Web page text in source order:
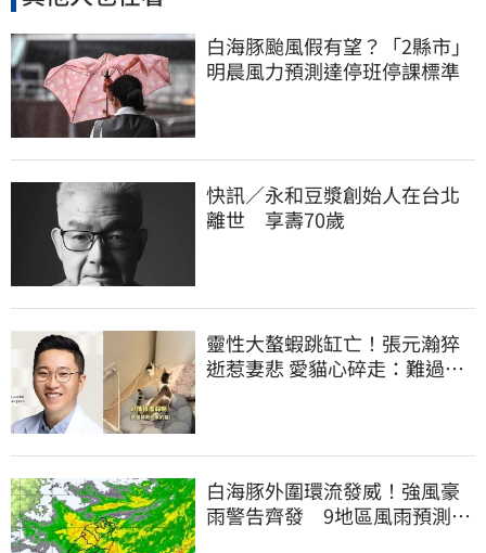
白海豚颱風假有望？「2縣市」
明晨風力預測達停班停課標準
快訊／永和豆漿創始人在台北
離世 享壽70歲
靈性大螯蝦跳缸亡！張元瀚猝
逝惹妻悲 愛貓心碎走：難過不
白海豚外圍環流發威！強風豪
雨警告齊發 9地區風雨預測達